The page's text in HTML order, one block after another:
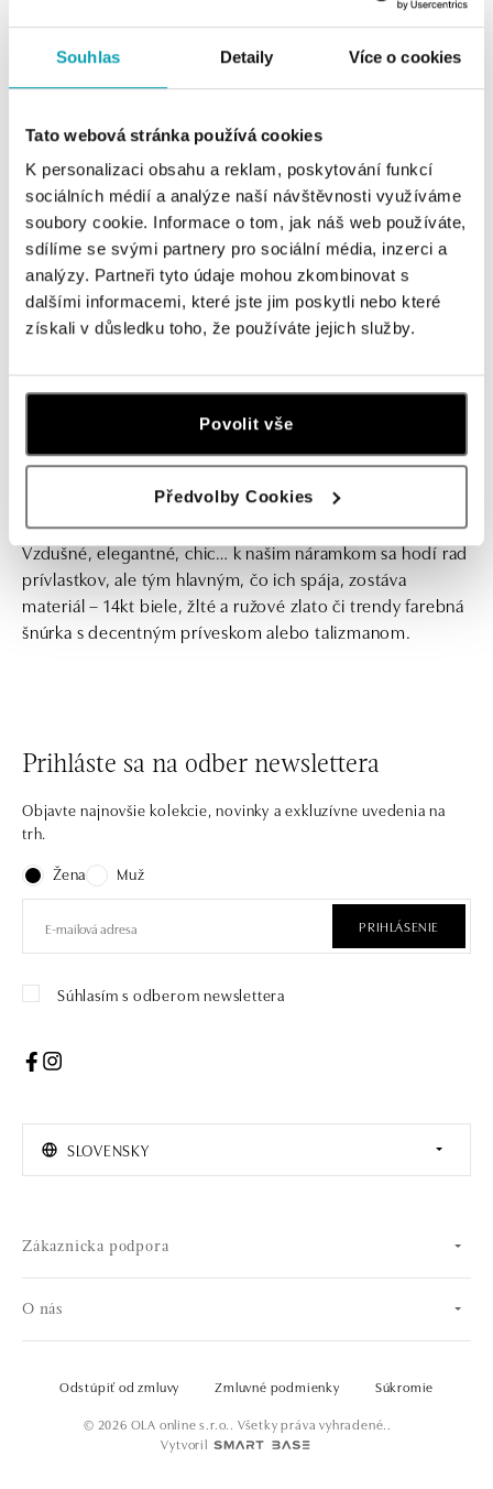
Souhlas Detaily Více o cookies
Tato webová stránka používá cookies
K personalizaci obsahu a reklam, poskytování funkcí
sociálních médií a analýze naší návštěvnosti využíváme
soubory cookie. Informace o tom, jak náš web používáte,
sdílíme se svými partnery pro sociální média, inzerci a
analýzy. Partneři tyto údaje mohou zkombinovat s
dalšími informacemi, které jste jim poskytli nebo které
získali v důsledku toho, že používáte jejich služby.
Povolit vše
Předvolby Cookies
od 320 €
Náramok s citrínom Magic Wish
od 732 €
Náramok s citrínom Destiny
Vzdušné, elegantné, chic… k našim náramkom sa hodí rad
prívlastkov, ale tým hlavným, čo ich spája, zostáva
materiál – 14kt biele, žlté a ružové zlato či trendy farebná
šnúrka s decentným príveskom alebo talizmanom.
Prihláste sa na odber newslettera
Objavte najnovšie kolekcie, novinky a exkluzívne uvedenia na
trh.
Žena
Muž
PRIHLÁSENIE
Súhlasím s odberom newslettera
SLOVENSKY
Zákaznícka podpora
O nás
© 2026 OLA online s.r.o.. Všetky práva vyhradené..
Vytvoril
Odstúpiť od zmluvy Zmluvné podmienky Súkromie